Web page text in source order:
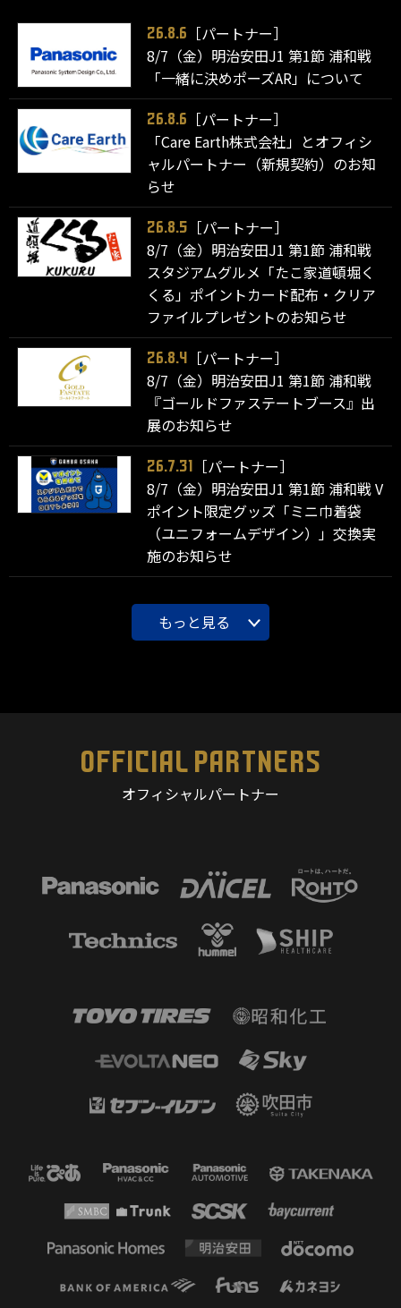
26.8.6
［パートナー］
8/7（金）明治安田J1 第1節 浦和戦
「一緒に決めポーズAR」について
26.8.6
［パートナー］
「Care Earth株式会社」とオフィシ
ャルパートナー（新規契約）のお知
らせ
26.8.5
［パートナー］
8/7（金）明治安田J1 第1節 浦和戦
スタジアムグルメ「たこ家道頓堀く
くる」ポイントカード配布・クリア
ファイルプレゼントのお知らせ
26.8.4
［パートナー］
8/7（金）明治安田J1 第1節 浦和戦
『ゴールドファステートブース』出
展のお知らせ
26.7.31
［パートナー］
8/7（金）明治安田J1 第1節 浦和戦 V
ポイント限定グッズ「ミニ巾着袋
（ユニフォームデザイン）」交換実
施のお知らせ
もっと見る
OFFICIAL PARTNERS
オフィシャルパートナー